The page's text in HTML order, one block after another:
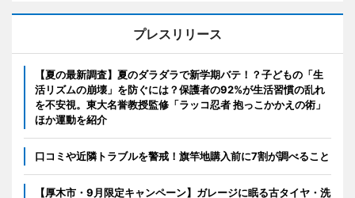
プレスリリース
【夏の最新調査】夏のダラダラで新学期バテ！？子どもの「生
活リズムの崩壊」を防ぐには？保護者の92%が生活習慣の乱れ
を不安視。東大名誉教授監修「ラッコ忍者 抱っこかかえの術」
ほか運動を紹介
口コミや近隣トラブルを警戒！旗竿地購入前に7割が調べること
【厚木市・9月限定キャンペーン】ガレージに眠る古タイヤ・洗